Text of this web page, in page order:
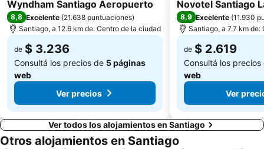
Wyndham Santiago Aeropuerto
8,8 Excelente (21.638 puntuaciones)
Santiago, a 12.6 km de: Centro de la ciudad
de $ 3.236
Consultá los precios de 5 páginas
web
Ver precios
Novotel Santiago
8,9 Excelente (11.930
Santiago, a 7.7 km
de $ 2.619
Consultá los
web
Ver
Ver todos los alojamientos en Santiago
Otros alojamientos en Santiago